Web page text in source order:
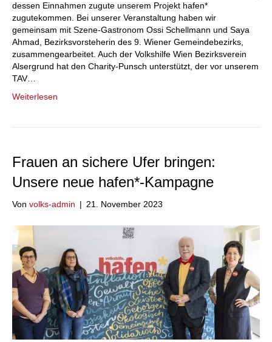
dessen Einnahmen zugute unserem Projekt hafen*
zugutekommen. Bei unserer Veranstaltung haben wir
gemeinsam mit Szene-Gastronom Ossi Schellmann und Saya
Ahmad, Bezirksvorsteherin des 9. Wiener Gemeindebezirks,
zusammengearbeitet. Auch der Volkshilfe Wien Bezirksverein
Alsergrund hat den Charity-Punsch unterstützt, der vor unserem
TAV…
Weiterlesen
Frauen an sichere Ufer bringen:
Unsere neue hafen*-Kampagne
Von volks-admin | 21. November 2023